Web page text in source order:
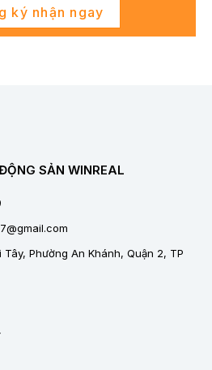
ký nhận ngay
SẢN WINREAL
Phường An Khánh, Quận 2, TP